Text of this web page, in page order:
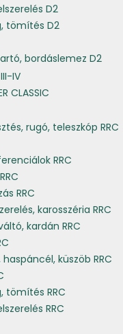
D2
tömítés D2
bordáslemez D2
IV
CLASSIC
rugó, teleszkóp RRC
RRC
RRC
karosszéria RRC
kardán RRC
küszöb RRC
tömítés RRC
RRC